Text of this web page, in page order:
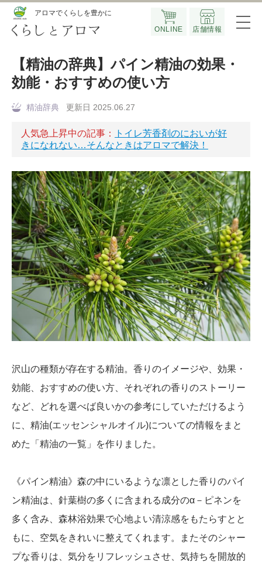
アロマでくらしを豊かに
ONLINE 店舗情報
【精油の辞典】パイン精油の効果・
効能・おすすめの使い方
精油辞典 更新日 2025.06.27
人気急上昇中の記事：
トイレ芳香剤のにおいが好
きになれない…そんなときはアロマで解決！
沢山の種類が存在する精油。香りのイメージや、効果・
効能、おすすめの使い方、それぞれの香りのストーリー
など、どれを選べば良いかの参考にしていただけるよう
に、精油(エッセンシャルオイル)についての情報をまと
めた「精油の一覧」を作りました。
《パイン精油》森の中にいるような凛とした香りのパイ
ン精油は、針葉樹の多くに含まれる成分のα－ピネンを
多く含み、森林浴効果で心地よい清涼感をもたらすとと
もに、空気をきれいに整えてくれます。またそのシャー
プな香りは、気分をリフレッシュさせ、気持ちを開放的